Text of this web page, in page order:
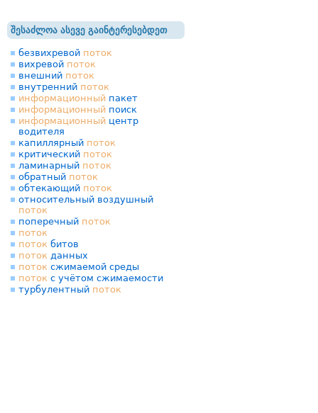
შესაძლოა ასევე გაინტერესებდეთ
безвихревой поток
вихревой поток
внешний поток
внутренний поток
информационный пакет
информационный поиск
информационный центр
водителя
капиллярный поток
критический поток
ламинарный поток
обратный поток
обтекающий поток
относительный воздушный
поток
поперечный поток
поток
поток битов
поток данных
поток сжимаемой среды
поток с учётом сжимаемости
турбулентный поток